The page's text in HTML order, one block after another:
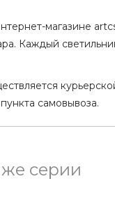
магазине
Каждый
самовывоза.
серии